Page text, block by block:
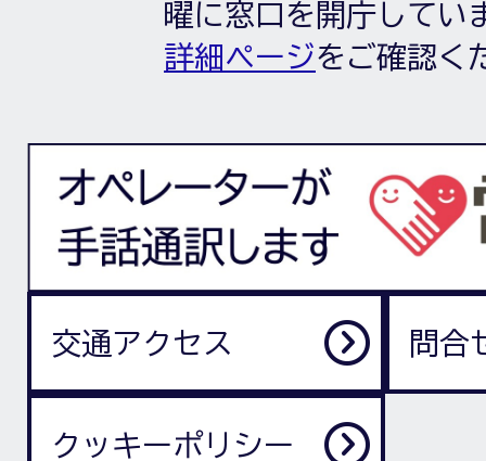
曜に窓口を開庁してい
詳細ページをご確認く
交通アクセス 問合
クッキーポリシー